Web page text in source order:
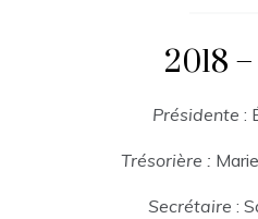
2018
Présidente :
Trésorière :
Secrétaire :